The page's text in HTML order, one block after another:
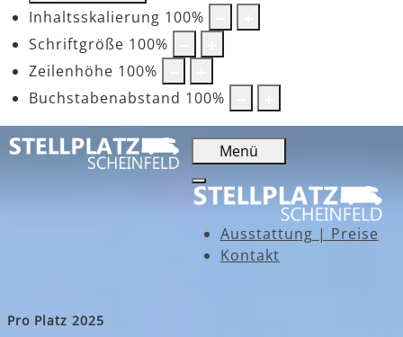
Inhaltsskalierung 100%
Schriftgröße 100%
Zeilenhöhe 100%
Buchstabenabstand 100%
Menü
Ausstattung | Preise
Kontakt
Pro Platz 2025